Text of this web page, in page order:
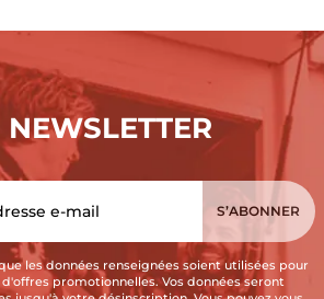
NEWSLETTER
les données renseignées soient utilisées pour
d'offres promotionnelles. Vos données seront